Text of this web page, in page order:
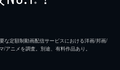
※
な定額制動画配信サービスにおける洋画/邦画/
アニメを調査。別途、有料作品あり。